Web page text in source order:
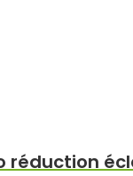
réduction